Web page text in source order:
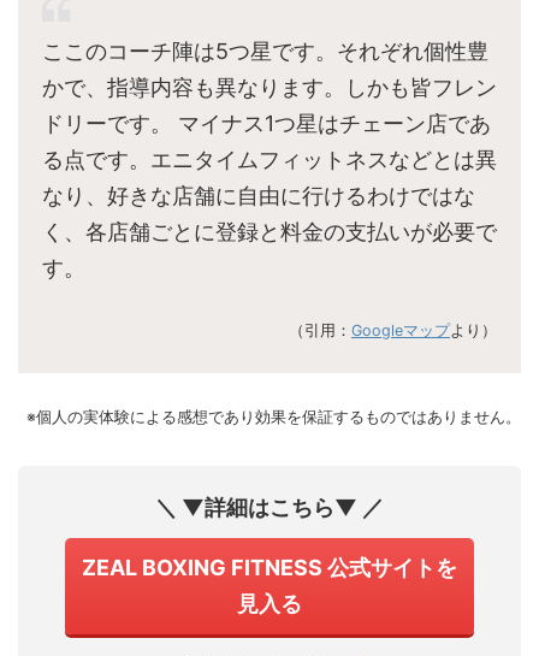
ここのコーチ陣は5つ星です。それぞれ個性豊
かで、指導内容も異なります。しかも皆フレン
ドリーです。 マイナス1つ星はチェーン店であ
る点です。エニタイムフィットネスなどとは異
なり、好きな店舗に自由に行けるわけではな
く、各店舗ごとに登録と料金の支払いが必要で
す。
（引用： Googleマップより）
※個人の実体験による感想であり効果を保証するものではありません。
＼ ▼詳細はこちら▼ ／
ZEAL BOXING FITNESS 公式サイトを
見入る